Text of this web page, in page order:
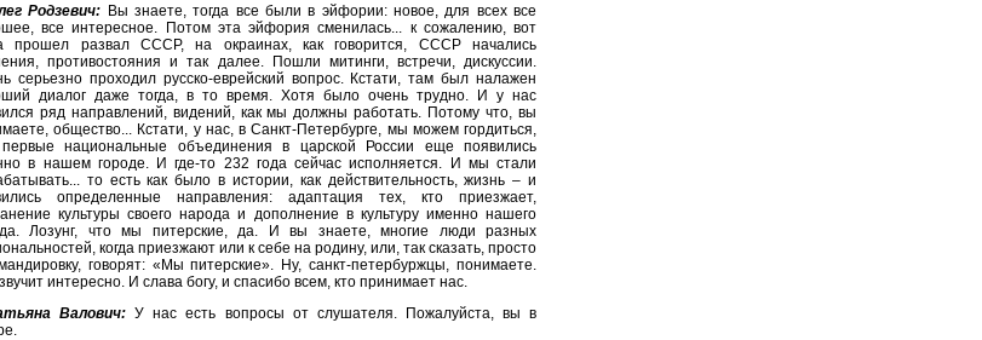
Родзевич: Вы знаете, тогда все были в эйфории: новое, для всех все
все интересное. Потом эта эйфория сменилась... к сожалению, вот
прошел развал СССР, на окраинах, как говорится, СССР начались
противостояния и так далее. Пошли митинги, встречи, дискуссии.
серьезно проходил русско-еврейский вопрос. Кстати, там был налажен
диалог даже тогда, в то время. Хотя было очень трудно. И у нас
ряд направлений, видений, как мы должны работать. Потому что, вы
общество... Кстати, у нас, в Санкт-Петербурге, мы можем гордиться,
национальные объединения в царской России еще появились
в нашем городе. И где-то 232 года сейчас исполняется. И мы стали
то есть как было в истории, как действительность, жизнь – и
определенные направления: адаптация тех, кто приезжает,
культуры своего народа и дополнение в культуру именно нашего
Лозунг, что мы питерские, да. И вы знаете, многие люди разных
когда приезжают или к себе на родину, или, так сказать, просто
говорят: «Мы питерские». Ну, санкт-петербуржцы, понимаете.
интересно. И слава богу, и спасибо всем, кто принимает нас.
Валович: У нас есть вопросы от слушателя. Пожалуйста, вы в